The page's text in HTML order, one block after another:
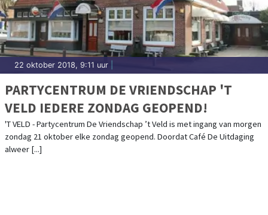
22 oktober 2018, 9:11 uur
PARTYCENTRUM DE VRIENDSCHAP 'T
VELD IEDERE ZONDAG GEOPEND!
'T VELD - Partycentrum De Vriendschap ’t Veld is met ingang van morgen
zondag 21 oktober elke zondag geopend. Doordat Café De Uitdaging
alweer [...]